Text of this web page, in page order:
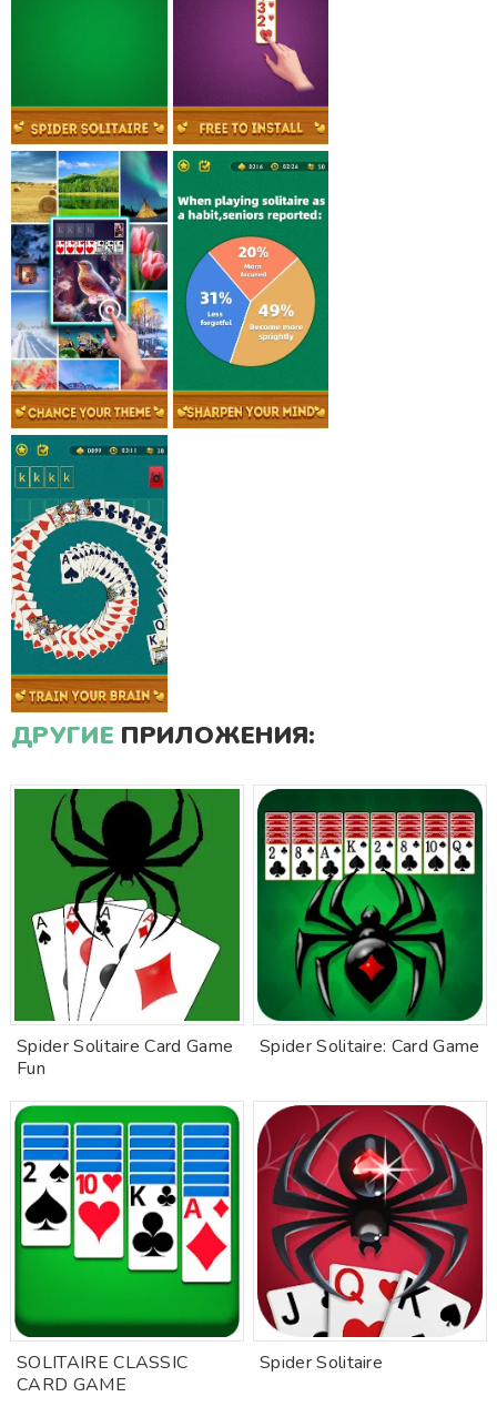
ДРУГИЕ ПРИЛОЖЕНИЯ:
Spider Solitaire Card Game
Fun
Spider Solitaire: Card Game
SOLITAIRE CLASSIC
CARD GAME
Spider Solitaire